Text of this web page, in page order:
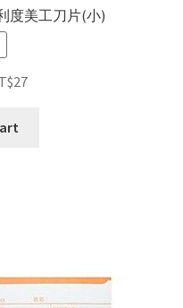
度美工刀片(小)
27